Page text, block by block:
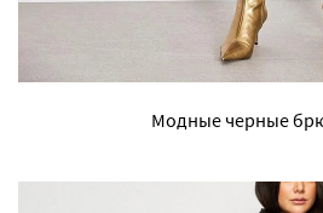
Модные черные